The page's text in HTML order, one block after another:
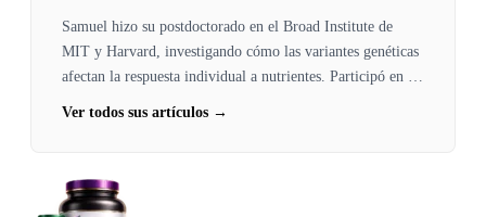
Samuel hizo su postdoctorado en el Broad Institute de
MIT y Harvard, investigando cómo las variantes genéticas
afectan la respuesta individual a nutrientes. Participó en la
basada en genética es el futuro.
Ver todos sus artículos →